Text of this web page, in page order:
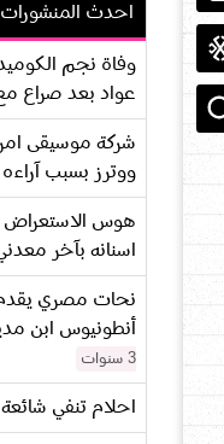
احدث المنشورات
وفاة نجم
عواد بعد صراع
شركة موسيقى
ووترز بسبب آراءه
هوس الاستعراض
اسنانه بآخر
نحات مصري يقدم
أنطونيوس ابن
3 سنوات
احلام تنفي